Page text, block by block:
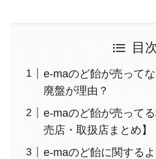
目
e-maのど飴が売って
廃盤が理由？
e-maのど飴が売って
売店・取扱店まとめ】
e-maのど飴に関する